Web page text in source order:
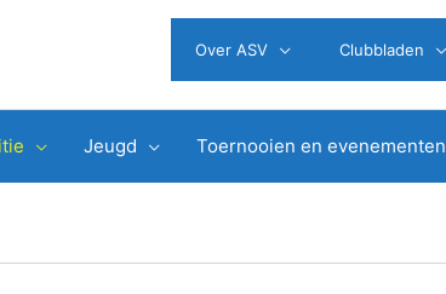
Over ASV Clubbladen
Jeugd Toernooien en evenementen